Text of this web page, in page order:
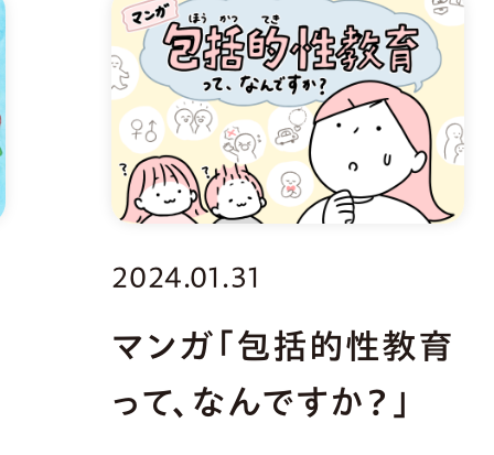
2024.01.31
マンガ「包括的性教育
って、なんですか？」